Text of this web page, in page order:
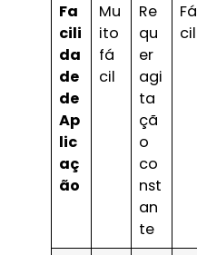
Fa
cili
da
de
de
Ap
lic
aç
ão
Mu
ito
fá
cil
Re
qu
er
agi
ta
çã
o
co
nst
an
te
Fá
cil